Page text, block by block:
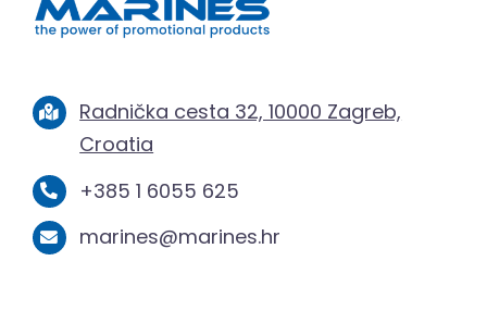
Radnička cesta 32, 10000 Zagreb,
Croatia
+385 1 6055 625
marines@marines.hr